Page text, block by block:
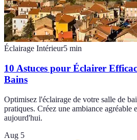
Éclairage Intérieur5 min
10 Astuces pour Éclairer
Bains
Optimisez l'éclairage de votre salle de
pratiques. Créez une ambiance agréable
aujourd'hui.
Aug 5